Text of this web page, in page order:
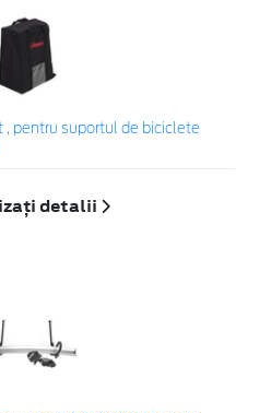
pentru suportul de biciclete
detalii